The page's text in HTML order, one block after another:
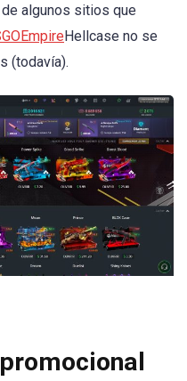
algunos sitios que
Hellcase no se
(todavía).